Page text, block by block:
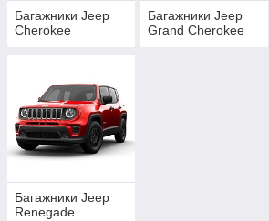
Багажники Jeep
Cherokee
Багажники Jeep
Grand Cherokee
Багажники Jeep
Renegade